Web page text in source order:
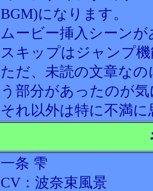
BGM)になります。
ムービー挿入シーン
スキップはジャンプ
ただ、未読の文章な
う部分があったのが
それ以外は特に不満
一条 雫
CV：波奈束風景